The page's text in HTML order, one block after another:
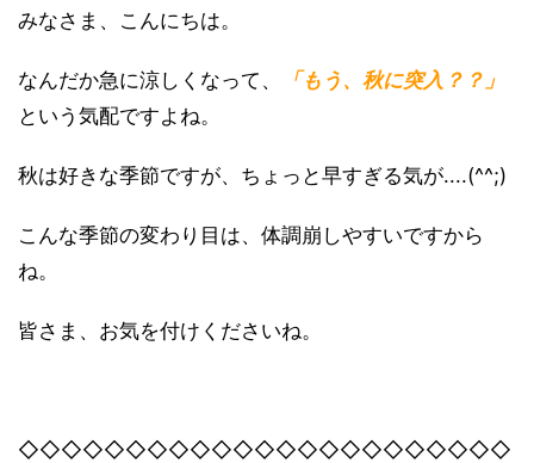
みなさま、こんにちは。
なんだか急に涼しくなって、
「もう、秋に突入？？」
という気配ですよね。
秋は好きな季節ですが、ちょっと早すぎる気が....(^^;)
こんな季節の変わり目は、体調崩しやすいですから
ね。
皆さま、お気を付けくださいね。
◇◇◇◇◇◇◇◇◇◇◇◇◇◇◇◇◇◇◇◇◇◇◇